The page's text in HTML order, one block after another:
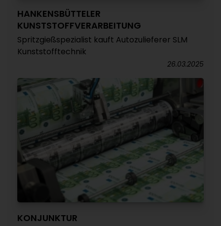
HANKENSBÜTTELER
KUNSTSTOFFVERARBEITUNG
Spritzgießspezialist kauft Autozulieferer SLM
Kunststofftechnik
26.03.2025
KONJUNKTUR